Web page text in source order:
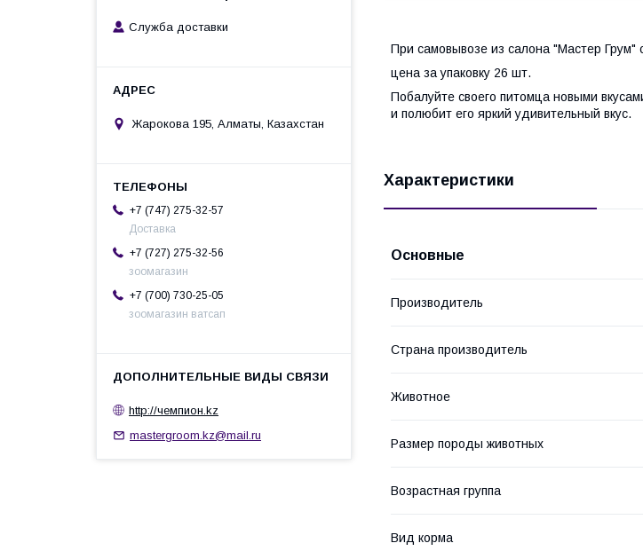
При самовывозе из салона "Мастер Грум"
цена за упаковку 26 шт.
Побалуйте своего питомца новыми
и полюбит его яркий удивительный вкус.
Характеристики
Основные
Производитель
Страна производитель
Животное
Размер породы животных
Возрастная группа
Вид корма
Служба доставки
Жарокова 195, Алматы, Казахстан
+7 (747) 275-32-57
Доставка
+7 (727) 275-32-56
зоомагазин
+7 (700) 730-25-05
зоомагазин ватсап
http://чемпион.kz
mastergroom.kz@mail.ru